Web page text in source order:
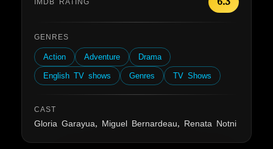
GENRES
Action Adventure
Drama
English TV shows
Genres TV Shows
CAST
Gloria Garayua, Miguel Bernardeau, Renata Notni